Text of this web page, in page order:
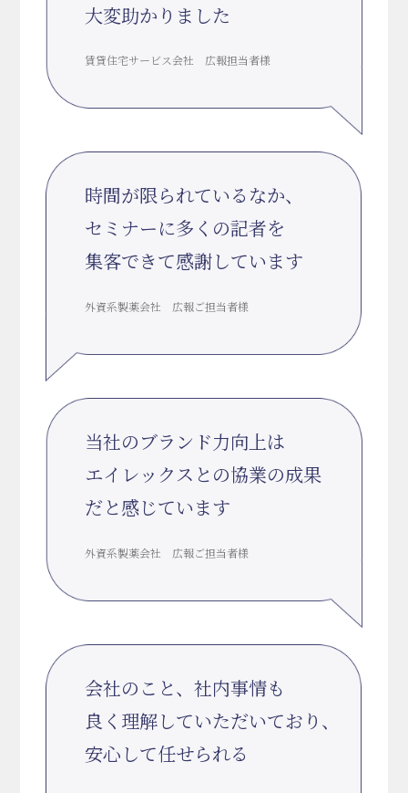
大変助かりました
賃貸住宅サービス会社 広報担当者様
時間が限られているなか、
セミナーに多くの記者を
集客できて感謝しています
外資系製薬会社 広報ご担当者様
当社のブランド力向上は
エイレックスとの協業の成果
だと感じています
外資系製薬会社 広報ご担当者様
会社のこと、社内事情も
良く理解していただいており、
安心して任せられる